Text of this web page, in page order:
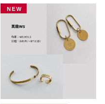
NEW